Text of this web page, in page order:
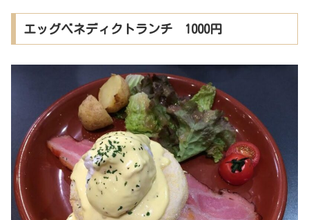
エッグベネディクトランチ 1000円